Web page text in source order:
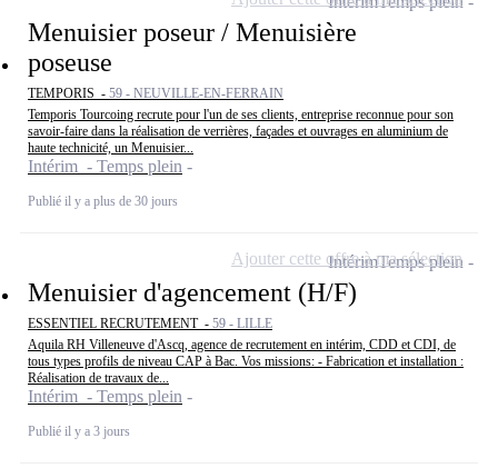
Menuisier poseur / Menuisière
poseuse
TEMPORIS - 59 - NEUVILLE-EN-FERRAIN
Temporis Tourcoing recrute pour l'un de ses clients, entreprise reconnue pour son
savoir-faire dans la réalisation de verrières, façades et ouvrages en aluminium de
haute technicité, un Menuisier...
Intérim - Temps plein
Publié il y a plus de 30 jours
Menuisier d'agencement (H/F)
ESSENTIEL RECRUTEMENT - 59 - LILLE
Aquila RH Villeneuve d'Ascq, agence de recrutement en intérim, CDD et CDI, de
tous types profils de niveau CAP à Bac. Vos missions: - Fabrication et installation :
Réalisation de travaux de...
Intérim - Temps plein
Publié il y a 3 jours
IntérimTemps plein
Ajouter cette offre à ma sélection